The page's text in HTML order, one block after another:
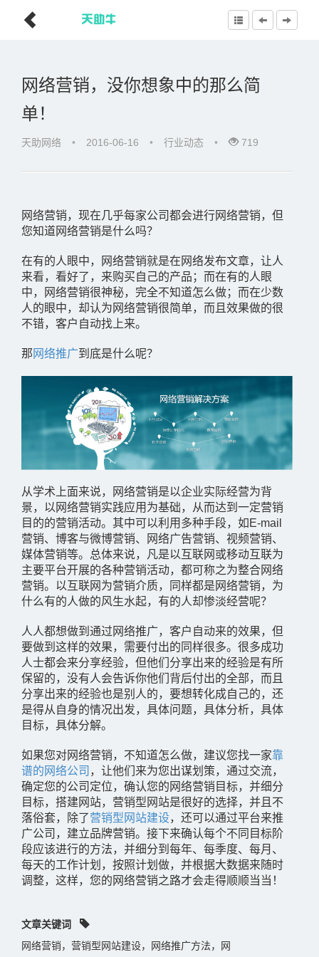
网络营销，没你想象中的那么简
单！
天助网络 • 2016-06-16 • 行业动态 • 719
网络营销，现在几乎每家公司都会进行网络营销，但
您知道网络营销是什么吗？
在有的人眼中，网络营销就是在网络发布文章，让人
来看，看好了，来购买自己的产品；而在有的人眼
中，网络营销很神秘，完全不知道怎么做；而在少数
人的眼中，却认为网络营销很简单，而且效果做的很
不错，客户自动找上来。
那 网络推广到底是什么呢？
从学术上面来说，网络营销是以企业实际经营为背
景，以网络营销实践应用为基础，从而达到一定营销
目的的营销活动。其中可以利用多种手段，如E-mail
营销、博客与微博营销、网络广告营销、视频营销、
媒体营销等。总体来说，凡是以互联网或移动互联为
主要平台开展的各种营销活动，都可称之为整合网络
营销。以互联网为营销介质，同样都是网络营销，为
什么有的人做的风生水起，有的人却惨淡经营呢？
人人都想做到通过网络推广，客户自动来的效果，但
要做到这样的效果，需要付出的同样很多。很多成功
人士都会来分享经验，但他们分享出来的经验是有所
保留的，没有人会告诉你他们背后付出的全部，而且
分享出来的经验也是别人的，要想转化成自己的，还
是得从自身的情况出发，具体问题，具体分析，具体
目标，具体分解。
如果您对网络营销，不知道怎么做，建议您找一家靠
谱的网络公司 ，让他们来为您出谋划策，通过交流，
确定您的公司定位，确认您的网络营销目标，并细分
目标，搭建网站，营销型网站是很好的选择，并且不
落俗套，除了营销型网站建设，还可以通过平台来推
广公司，建立品牌营销。接下来确认每个不同目标阶
段应该进行的方法，并细分到每年、每季度、每月、
每天的工作计划，按照计划做，并根据大数据来随时
调整，这样，您的网络营销之路才会走得顺顺当当！
文章关键词
网络营销，营销型网站建设，网络推广方法，网